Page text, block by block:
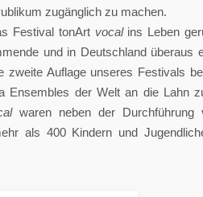
zugänglich zu machen.
Festival tonArt vocal ins Leben
und in Deutschland überaus
zweite Auflage unseres Festivals
Ensembles der Welt an die Lahn
waren neben der Durchführung
als 400 Kindern und